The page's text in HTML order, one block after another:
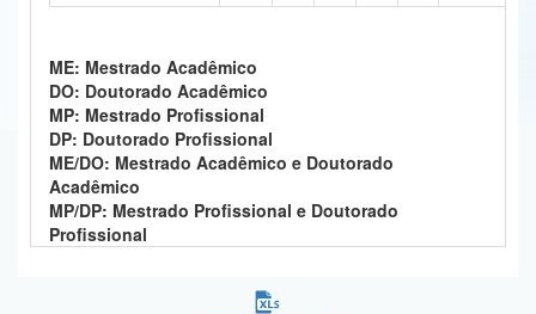
Advocacia-Geral da União
Banco Central do Brasil
Planalto
ME: Mestrado Acadêmico
DO: Doutorado Acadêmico
MP: Mestrado Profissional
DP: Doutorado Profissional
ME/DO: Mestrado Acadêmico e Doutorado
Acadêmico
MP/DP: Mestrado Profissional e Doutorado
Profissional